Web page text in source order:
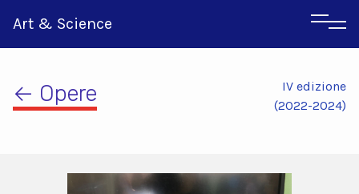
Art & Science
← Opere
IV edizione
(2022-2024)